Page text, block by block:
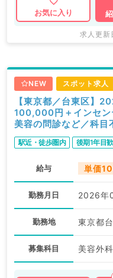
お気に入り
求人更
NEW スポット求人
【東京都／台東区
100,000円＋インセン
美容の問診など／科目
駅近・徒歩圏内 後期1年目
給与 単価
勤務月日 2026年
勤務地 東京都
募集科目 美容外